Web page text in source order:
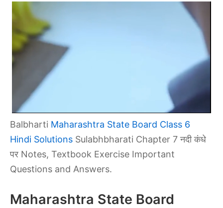
Balbharti Maharashtra State Board Class 6
Hindi Solutions Sulabhbharati Chapter 7 नदी कंधे
पर Notes, Textbook Exercise Important
Questions and Answers.
Maharashtra State Board